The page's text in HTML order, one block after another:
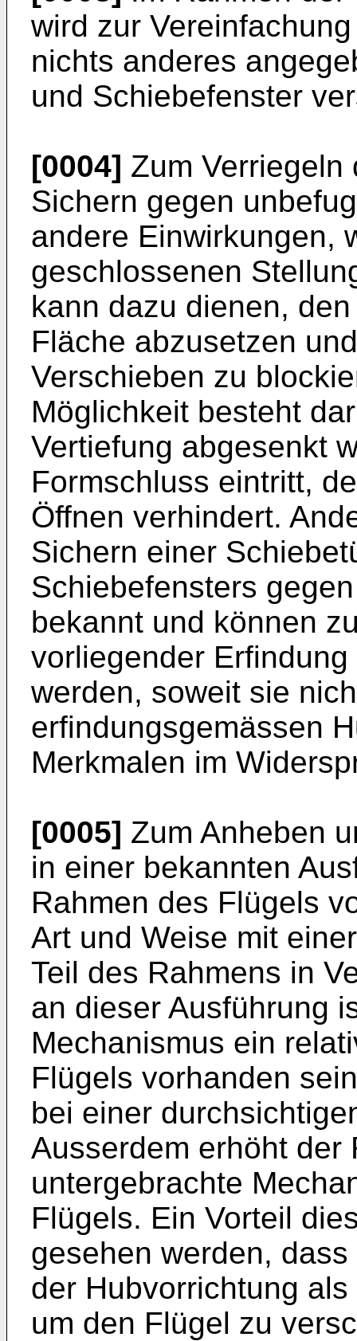
wird zur
nichts anderes
und Schiebefenster
[0004] Zum Verriegeln
Sichern gegen
andere Einwirkungen,
geschlossenen
kann dazu dienen,
Fläche abzusetzen
Verschieben zu
Möglichkeit besteht
Vertiefung abgesenkt
Formschluss eintritt,
Öffnen verhindert.
Sichern einer
Schiebefensters
bekannt und können
vorliegender
werden, soweit sie
erfindungsgemässen
Merkmalen im
[0005] Zum Anheben
in einer bekannten
Rahmen des Flügels
Art und Weise mit
Teil des Rahmens in
an dieser Ausführung
Mechanismus ein
Flügels vorhanden
bei einer
Ausserdem erhöht der
untergebrachte
Flügels. Ein Vorteil
gesehen werden,
der Hubvorrichtung
um den Flügel zu